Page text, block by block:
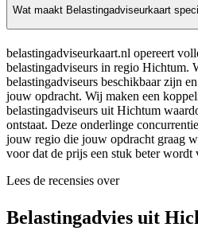
Wat maakt Belastingadviseurkaart
belastingadviseurkaart.nl opereert
belastingadviseurs in regio Hichtum.
belastingadviseurs beschikbaar zijn
jouw opdracht. Wij maken een
belastingadviseurs uit Hichtum
ontstaat. Deze onderlinge
jouw regio die jouw opdracht graag
voor dat de prijs een stuk beter wordt
Lees de recensies over
Belastingadvies uit